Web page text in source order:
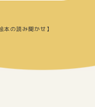
本の読み聞かせ】